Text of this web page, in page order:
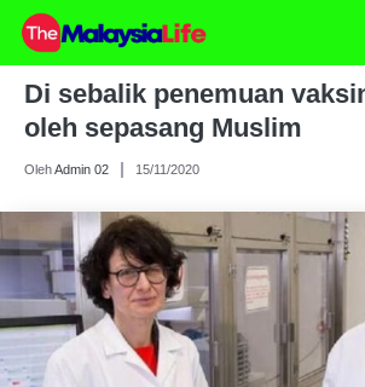
Skip
content
Di sebalik penemuan
oleh sepasang Muslim
OlehAdmin 02 15/11/2020